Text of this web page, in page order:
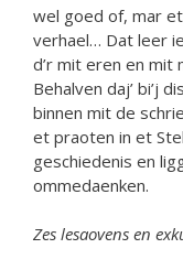
wel goed of, mar
verhael… Dat leer
d’r mit eren en mit
Behalven daj’ bi’j
binnen mit de
et praoten in et
geschiedenis en
ommedaenken.
Zes lesaovens en